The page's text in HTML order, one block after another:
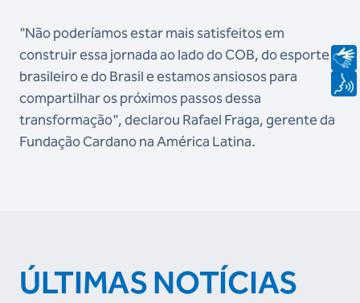
"Não poderíamos estar mais satisfeitos em
construir essa jornada ao lado do COB, do esporte
brasileiro e do Brasil e estamos ansiosos para
compartilhar os próximos passos dessa
transformação", declarou Rafael Fraga, gerente da
Fundação Cardano na América Latina.
ÚLTIMAS NOTÍCIAS